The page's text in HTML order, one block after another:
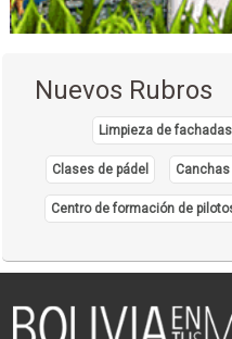
Recursos Humanos
Servicios Contables y
Administración, Asesores en
Auditoría externa
Asesoría y Consultora
Contabilidad externa
Contadores
Nuevos Rubros
Limpieza de fachadas
Clases de pádel Canchas
Centro de formación de